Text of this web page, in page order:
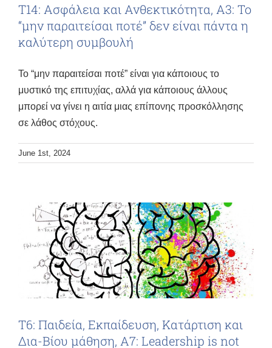
Τ14: Ασφάλεια και Ανθεκτικότητα, Α3: Το
“μην παραιτείσαι ποτέ” δεν είναι πάντα η
καλύτερη συμβουλή
Το “μην παραιτείσαι ποτέ” είναι για κάποιους το
μυστικό της επιτυχίας, αλλά για κάποιους άλλους
μπορεί να γίνει η αιτία μιας επίπονης προσκόλλησης
σε λάθος στόχους.
June 1st, 2024
Τ6: Παιδεία, Εκπαίδευση, Κατάρτιση και
Δια-Βίου μάθηση, Α7: Leadership is not